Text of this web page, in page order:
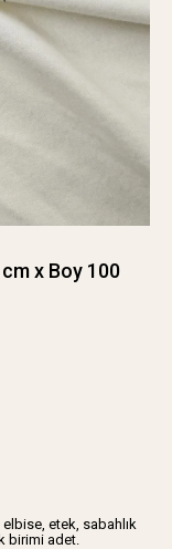
x Boy 100
etek, sabahlık
birimi adet.